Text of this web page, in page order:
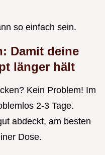
so einfach sein.
Damit deine
länger hält
Kein Problem! Im
2-3 Tage.
abdeckt, am besten
Dose.